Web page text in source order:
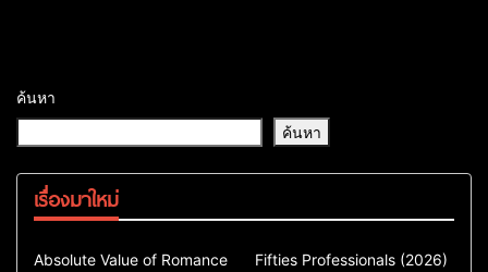
ค้นหา
ค้นหา
เรื่องมาใหม่
Comedy
Drama
Absolute Value of Romance
Action & Adventure
Fifties Professionals (2026)